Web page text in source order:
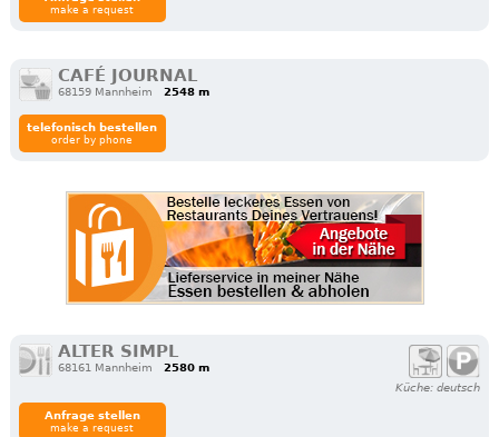
make a request
CAFÉ JOURNAL
68159 Mannheim 2548 m
telefonisch bestellen
order by phone
ALTER SIMPL
68161 Mannheim
2580 m
Küche: deutsch
Anfrage stellen
make a request